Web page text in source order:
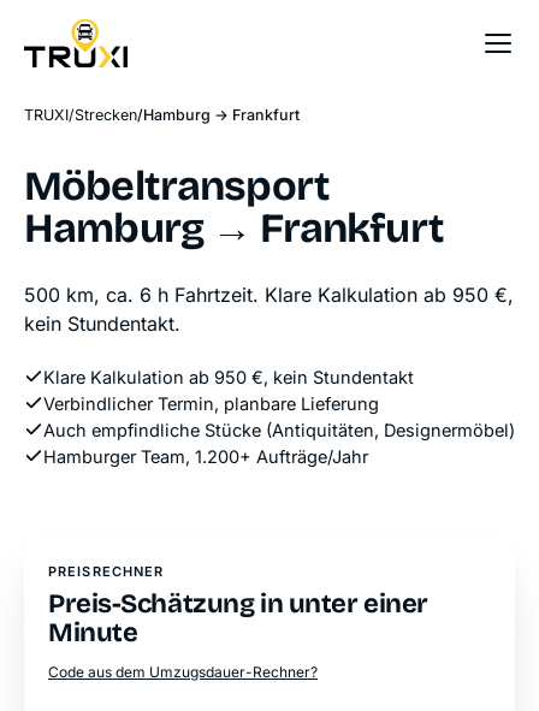
TRUXI Strecken Hamburg → Frankfurt
Möbeltransport
Hamburg → Frankfurt
500 km, ca. 6 h Fahrtzeit. Klare Kalkulation ab 950 €,
kein Stundentakt.
Klare Kalkulation ab 950 €, kein Stundentakt
Verbindlicher Termin, planbare Lieferung
Auch empfindliche Stücke (Antiquitäten, Designermöbel)
Hamburger Team, 1.200+ Aufträge/Jahr
PREISRECHNER
Preis-Schätzung in unter einer
Minute
Code aus dem Umzugsdauer-Rechner?